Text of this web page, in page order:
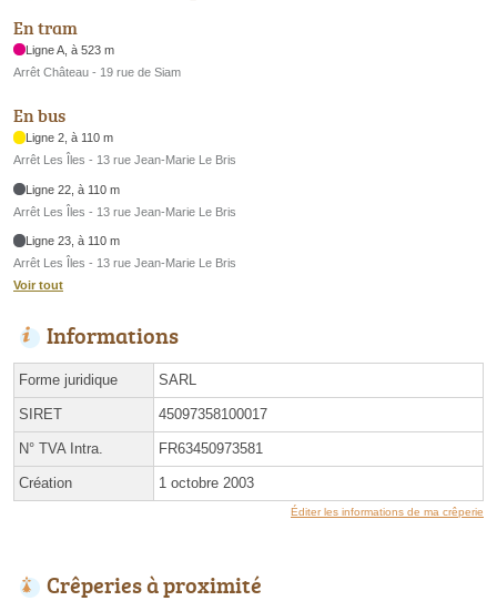
En tram
Ligne A, à 523 m
Arrêt Château - 19 rue de Siam
En bus
Ligne 2, à 110 m
Arrêt Les Îles - 13 rue Jean-Marie Le Bris
Ligne 22, à 110 m
Arrêt Les Îles - 13 rue Jean-Marie Le Bris
Ligne 23, à 110 m
Arrêt Les Îles - 13 rue Jean-Marie Le Bris
Voir tout
Informations
Forme juridique SARL
SIRET 45097358100017
N° TVA Intra. FR63450973581
Création 1 octobre 2003
Éditer les informations de ma crêperie
Crêperies à proximité